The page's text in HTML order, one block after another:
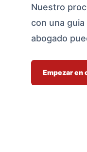
Nuestro
con una
abogado
Empezar en